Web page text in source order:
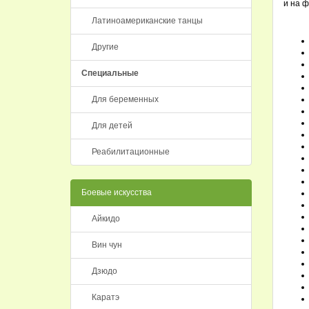
Латиноамериканские танцы
Другие
Специальные
Для беременных
Для детей
Реабилитационные
Боевые искусства
Айкидо
Вин чун
Дзюдо
Каратэ
и на